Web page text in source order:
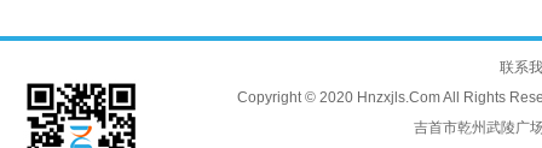
联系
Copyright © 2020 Hnzxjls.Com All Rights
吉首市乾州武陵广